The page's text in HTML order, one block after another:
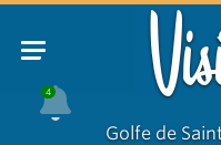
4
Golfe de
Grimaud